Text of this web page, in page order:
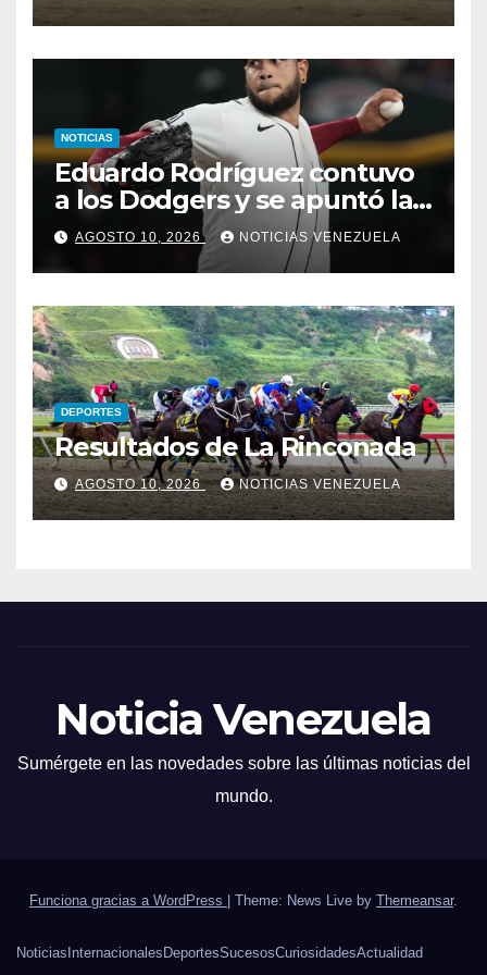
NOTICIAS
Eduardo Rodríguez contuvo
a los Dodgers y se apuntó la
victoria
AGOSTO 10, 2026 NOTICIAS VENEZUELA
DEPORTES
Resultados de La Rinconada
AGOSTO 10, 2026 NOTICIAS VENEZUELA
Noticia Venezuela
Sumérgete en las novedades sobre las últimas noticias del
mundo.
Funciona gracias a WordPress Theme: News Live by Themeansar.
Noticias Internacionales DeportesSucesosCuriosidadesActualidad